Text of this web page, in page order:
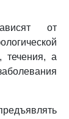
от
течения, а